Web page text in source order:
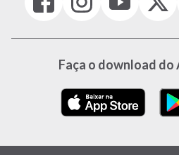
(link
em
(link
em
nova
janela)
(link
em
nova
(Antigo
(link
abre
nova
janela)
Faça o download do